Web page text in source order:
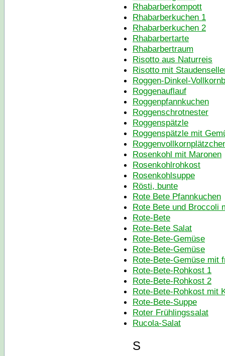
Rhabarberkompott
Rhabarberkuchen 1
Rhabarberkuchen 2
Rhabarbertarte
Rhabarbertraum
Risotto aus Naturreis
Risotto mit
Roggen-Dinkel-
Roggenauflauf
Roggenpfannkuchen
Roggenschrotnester
Roggenspätzle
Roggenspätzle mit
Rosenkohl mit Maronen
Rosenkohlrohkost
Rosenkohlsuppe
Rösti, bunte
Rote Bete Pfannkuchen
Rote Bete und Broccoli
Rote-Bete
Rote-Bete Salat
Rote-Bete-Gemüse
Rote-Bete-Gemüse
Rote-Bete-Gemüse mit
Rote-Bete-Rohkost 1
Rote-Bete-Rohkost 2
Rote-Bete-Rohkost mit
Rote-Bete-Suppe
Roter Frühlingssalat
Rucola-Salat
S